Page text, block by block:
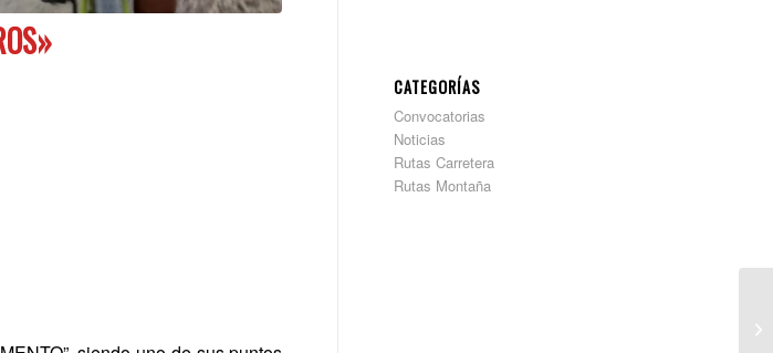
CATEGORÍAS
Convocatorias
Noticias
Rutas Carretera
Rutas Montaña